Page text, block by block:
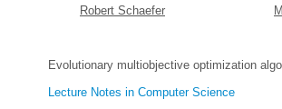
Robert Schaefer
Evolutionary multiobjective optimization
Lecture Notes in Computer Science